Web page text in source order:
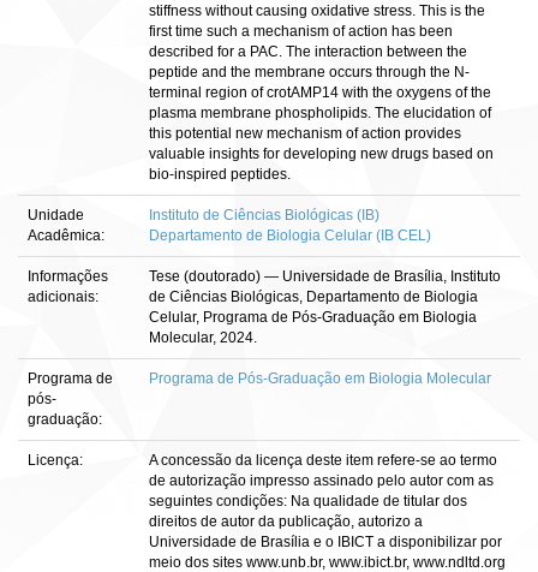
stiffness without causing oxidative stress. This is the
first time such a mechanism of action has been
described for a PAC. The interaction between the
peptide and the membrane occurs through the N-
terminal region of crotAMP14 with the oxygens of the
plasma membrane phospholipids. The elucidation of
this potential new mechanism of action provides
valuable insights for developing new drugs based on
bio-inspired peptides.
Unidade
Acadêmica:
Instituto de Ciências Biológicas (IB)
Departamento de Biologia Celular (IB CEL)
Informações
adicionais:
Tese (doutorado) — Universidade de Brasília, Instituto
de Ciências Biológicas, Departamento de Biologia
Celular, Programa de Pós-Graduação em Biologia
Molecular, 2024.
Programa de
pós-
graduação:
Programa de Pós-Graduação em Biologia Molecular
Licença:
A concessão da licença deste item refere-se ao termo
de autorização impresso assinado pelo autor com as
seguintes condições: Na qualidade de titular dos
direitos de autor da publicação, autorizo a
Universidade de Brasília e o IBICT a disponibilizar por
meio dos sites www.unb.br, www.ibict.br, www.ndltd.org